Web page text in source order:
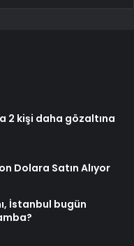
2 kişi daha gözaltına
Dolara Satın Alıyor
İstanbul bugün